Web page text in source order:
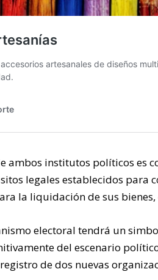
ambos institutos políticos es
legales establecidos para
la liquidación de sus
electoral tendrá un
del escenario
de dos nuevas